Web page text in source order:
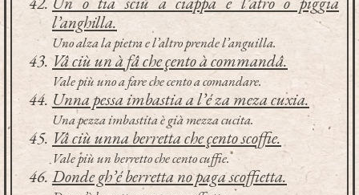
l’anghilla.
Uno alza la pietra e l’altro prende l’anguilla.
Vâ ciù un à fâ che çento à commandâ.
Vale più uno a fare che cento a comandare.
Unna pessa imbastia a l’é za meza cuxia.
Una pezza imbastita è già mezza cucita.
Vâ ciù unna berretta che çento scoffie.
Vale più un berretto che cento cuffie.
Donde gh’é berretta no paga scoffietta.